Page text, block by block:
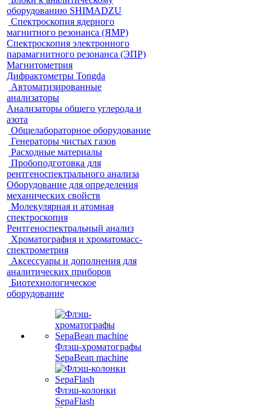
оборудованию SHIMADZU
Спектроскопия ядерного
магнитного резонанса (ЯМР)
Спектроскопия электронного
парамагнитного резонанса (ЭПР)
Магнитометрия
Дифрактометры Tongda
Автоматизированные
анализаторы
Анализаторы общего углерода и
азота
Общелабораторное оборудование
Генераторы чистых газов
Расходные материалы
Пробоподготовка для
рентгеноспектрального анализа
Оборудование для определения
механических свойств
Молекулярная и атомная
спектроскопия
Рентгеноспектральный анализ
Хроматография и хроматомасс-
спектрометрия
Аксессуары и дополнения для
аналитических приборов
Биотехнологическое
оборудование
Флэш-хроматографы
SepaBean machine
Флэш-колонки
SepaFlash